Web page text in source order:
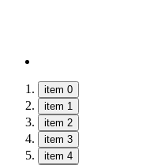
item 0
item 1
item 2
item 3
item 4